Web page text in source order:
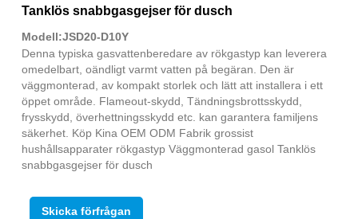
Tanklös snabbgasgejser för dusch
Modell:JSD20-D10Y
Denna typiska gasvattenberedare av rökgastyp kan leverera
omedelbart, oändligt varmt vatten på begäran. Den är
väggmonterad, av kompakt storlek och lätt att installera i ett
öppet område. Flameout-skydd, Tändningsbrottsskydd,
frysskydd, överhettningsskydd etc. kan garantera familjens
säkerhet. Köp Kina OEM ODM Fabrik grossist
hushållsapparater rökgastyp Väggmonterad gasol Tanklös
snabbgasgejser för dusch
Skicka förfrågan